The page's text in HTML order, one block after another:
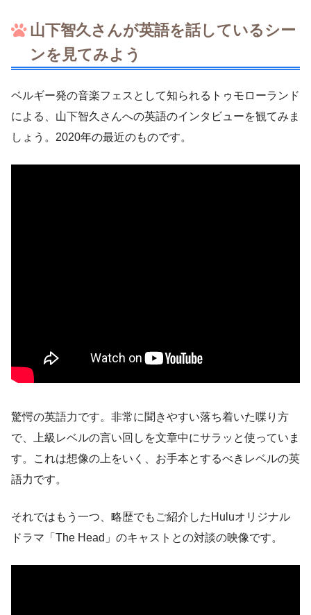
山下智久さんが英語を話しているシー
ンを見てみよう
ベルギー発の音楽フェスとして知られるトゥモローランド
による、山下智久さんへの英語のインタビューを観てみま
しょう。2020年の最近のものです。
驚愕の英語力です。非常に聞きやすい落ち着いた喋り方
で、上級レベルの言い回しを文章中にサラッと使っていま
す。これは想像の上をいく、お手本とするべきレベルの英
語力です。
それではもう一つ、略歴でもご紹介したHuluオリジナル
ドラマ「The Head」のキャストとの対談の映像です。